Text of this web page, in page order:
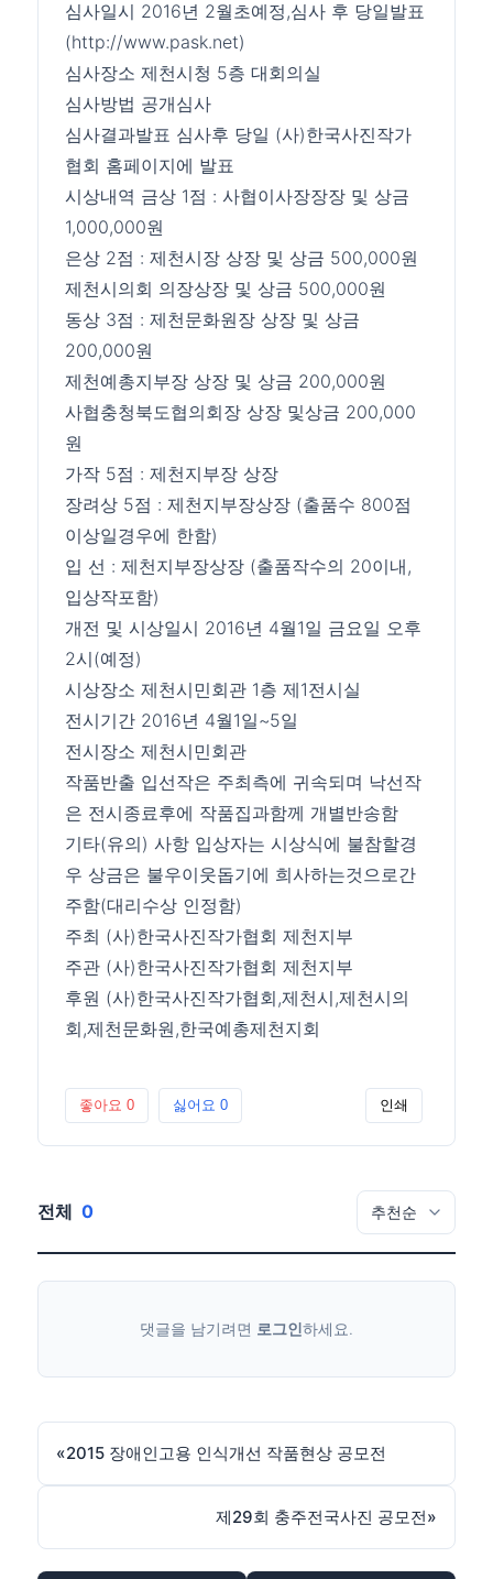
심사일시 2016년 2월초예정,심사 후 당일발표
(http://www.pask.net)
심사장소 제천시청 5층 대회의실
심사방법 공개심사
심사결과발표 심사후 당일 (사)한국사진작가
협회 홈페이지에 발표
시상내역 금상 1점 : 사협이사장장장 및 상금
1,000,000원
은상 2점 : 제천시장 상장 및 상금 500,000원
제천시의회 의장상장 및 상금 500,000원
동상 3점 : 제천문화원장 상장 및 상금
200,000원
제천예총지부장 상장 및 상금 200,000원
사협충청북도협의회장 상장 및상금 200,000
원
가작 5점 : 제천지부장 상장
장려상 5점 : 제천지부장상장 (출품수 800점
이상일경우에 한함)
입 선 : 제천지부장상장 (출품작수의 20이내,
입상작포함)
개전 및 시상일시 2016년 4월1일 금요일 오후
2시(예정)
시상장소 제천시민회관 1층 제1전시실
전시기간 2016년 4월1일~5일
전시장소 제천시민회관
작품반출 입선작은 주최측에 귀속되며 낙선작
은 전시종료후에 작품집과함께 개별반송함
기타(유의) 사항 입상자는 시상식에 불참할경
우 상금은 불우이웃돕기에 희사하는것으로간
주함(대리수상 인정함)
주최 (사)한국사진작가협회 제천지부
주관 (사)한국사진작가협회 제천지부
후원 (사)한국사진작가협회,제천시,제천시의
회,제천문화원,한국예총제천지회
좋아요0 싫어요0 인쇄
전체 0
댓글을 남기려면 로그인하세요.
«2015 장애인고용 인식개선 작품현상 공모전
제29회 충주전국사진 공모전»